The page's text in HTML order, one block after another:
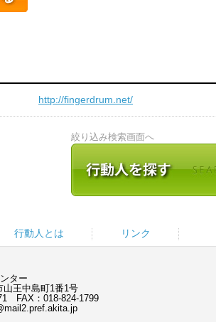
http://fingerdrum.net/
絞り込み検索画面へ
行動人とは リンク
ター
山王中島町1番1号
FAX：018-824-1799